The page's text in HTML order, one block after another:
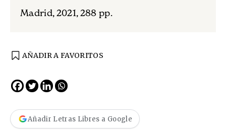
Madrid, 2021, 288 pp.
AÑADIR A FAVORITOS
Añadir Letras Libres a Google